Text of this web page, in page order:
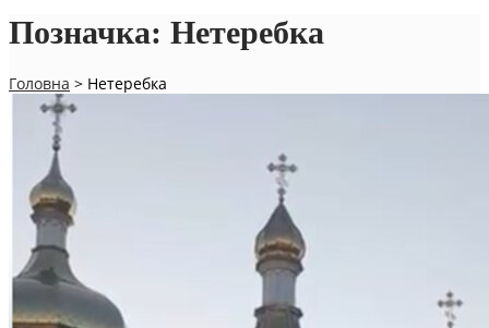
Позначка: Нетеребка
Головна > Нетеребка